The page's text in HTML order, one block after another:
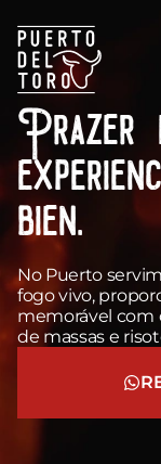
Prazer
bien.
No Puerto
fogo vivo,
memorável com
de massas e